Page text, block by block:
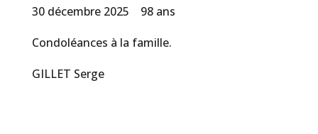
30 décembre 2025 98 ans
Condoléances à la famille.
GILLET Serge